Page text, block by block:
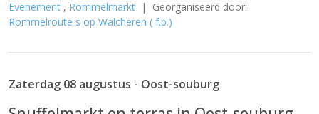
Evenement , Rommelmarkt | Georganiseerd door:
Rommelroute s op Walcheren ( f.b.)
Zaterdag 08 augustus - Oost-souburg